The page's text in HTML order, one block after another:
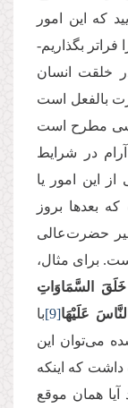
که این امور
بگذاریم-
خلقت انسان
بالفعل است
مطرح است
در شرایط
این امور یا
بعدها بروز
حضرت‌عالی
برای مثال،
السَّمَاوَاتِ
عَلَيْهَا[9]با
می‌توان این
داشت که اینکه
همان موقع